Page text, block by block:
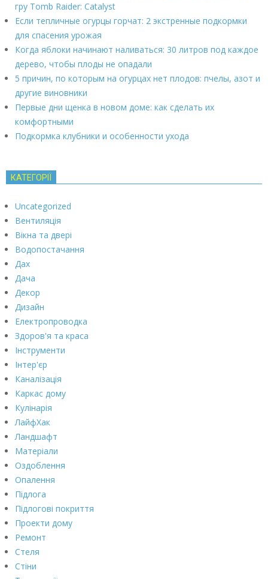
гру Tomb Raider: Catalyst
Если тепличные огурцы горчат: 2 экстренные подкормки
для спасения урожая
Когда яблоки начинают наливаться: 30 литров под каждое
дерево, чтобы плоды не опадали
5 причин, по которым на огурцах нет плодов: пчелы, азот и
другие виновники
Первые дни щенка в новом доме: как сделать их
комфортными
Подкормка клубники и особенности ухода
КАТЕГОРІЇ
Uncategorized
Вентиляція
Вікна та двері
Водопостачання
Дах
Дача
Декор
Дизайн
Електропроводка
Здоров'я та краса
Інструменти
Інтер'єр
Каналізація
Каркас дому
Кулінарія
ЛайфХак
Ландшафт
Матеріали
Оздоблення
Опалення
Підлога
Підлогові покриття
Проекти дому
Ремонт
Стеля
Стіни